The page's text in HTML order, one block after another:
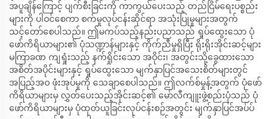
အပူချိန်ကြောင့် ပျက်စီးခြင်းကို ကာကွယ်ပေးသည့် တည်ငြိမ်ရေးပစ္စည်း
များကို ပါဝင်စေကာ စက်မှုလုပ်ငန်းဆိုင်ရာ အသုံးပြုမှုများအတွက်
သင့်တော်စေပါသည်။ ဤမကပ်သည့်နည်းပညာသည် ရှုပ်ထွေးသော ပုံ
ဖော်ကိရိယာများ၏ ပုံသဏ္ဍာန်များနှင့် ကိုက်ညီမှုရှိပြီး ရိုးရိုးအိုင်းဆင့်များ
မကြာခဏ ကျရှုံးသည့် နက်ရှိုင်းသော အဝိုင်း၊ အတွင်းသို့ခွေထားသော
အစိတ်အပိုင်းများနှင့် ရှုပ်ထွေးသော မျက်နှာပြင်အသေးစိတ်များတွင်
အပြည့်အဝ ဖုံးအုပ်မှုကို သေချာစေပါသည်။ ဤလက်စ်မှုန့်အတွက် ပုံဖော်
ကိရိယာများမှ လွှတ်ပေးသည့်အိုင်းဆင့်၏ မော်လီကျူးဖွဲ့စည်းပုံသည် ပုံ
ဖော်ကိရိယာများမှ ပုံထုတ်ယူခြင်းလုပ်ငန်းစဉ်အတွင်း မျက်နှာပြင်အပ်ပ်